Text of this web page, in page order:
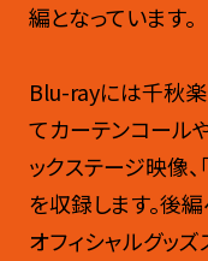
編となっています。
Blu-rayには千秋
てカーテンコール
ックステージ映像
を収録します。後編
オフィシャルグッ